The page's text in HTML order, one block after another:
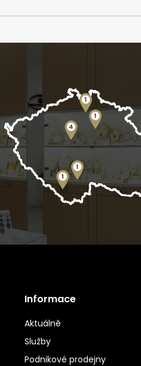
Informace
Aktuálně
Služby
Podnikové prodejny